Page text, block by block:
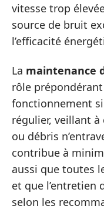
vitesse trop
source de bruit
l’efficacité
La maintenance
rôle
fonctionnement
régulier, veillant à
ou débris
contribue à
aussi que toutes
et que l’entretien
selon les